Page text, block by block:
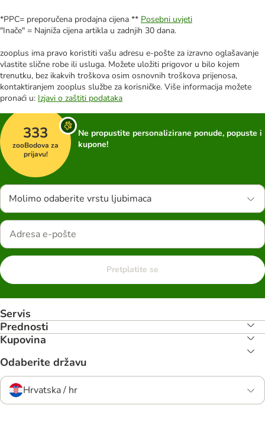
*PPC= preporučena prodajna cijena ** Posebni uvjeti
"Inače" = Najniža cijena artikla u zadnjih 30 dana.
zooplus ima pravo koristiti vašu adresu e-pošte za izravno oglašavanje
vlastite slične robe ili usluga. Možete uložiti prigovor u bilo kojem
trenutku, bez ikakvih troškova osim osnovnih troškova prijenosa,
kontaktiranjem zooplus službe za korisničke. Više informacija možete
pronaći u: Izjavi o zaštiti podataka
333
zooBodova za
prijavu!
Ne propustite personalizirane ponude, popuste i
kupone!
Molimo odaberite vrstu ljubimaca
Pretplatite se
Servis
Prednosti
Kupovina
Odaberite državu
Hrvatska / hr